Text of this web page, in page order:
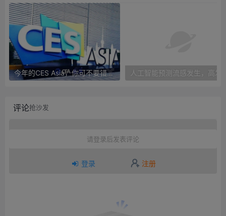
今年的CES Asia，你可不要错过这些自动驾驶看点
评论抢沙发
请登录后发表评论
登录 注册